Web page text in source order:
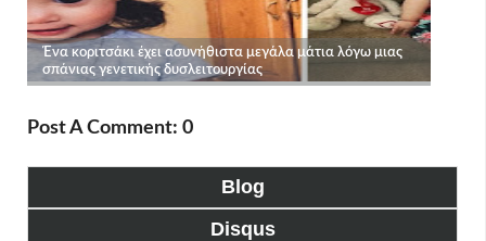
Post A Comment: 0
Blog
Disqus